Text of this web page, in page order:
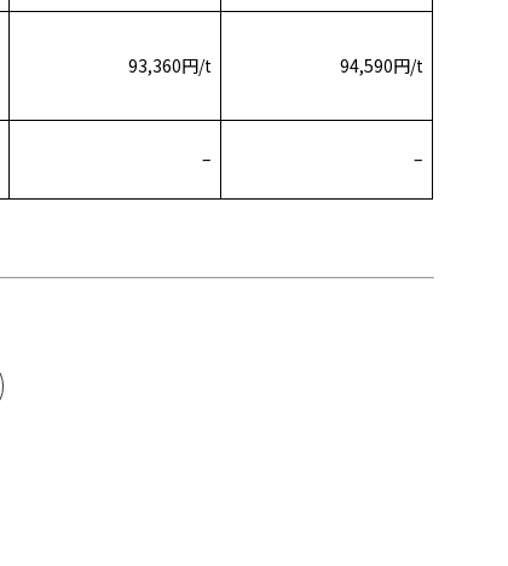
93,360円/t 94,590円/t
– –